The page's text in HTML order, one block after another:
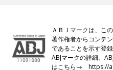
ＡＢＪマークは、こ
著作権者からコンテ
であることを示す登
ABJマークの詳細、
はこちら→https://